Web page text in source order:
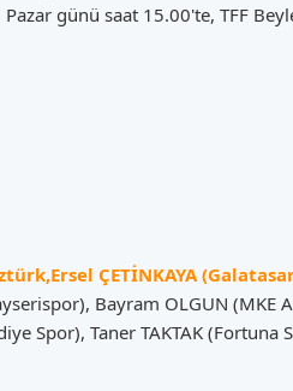
günü saat 15.00'te, TFF
ÇETİNKAYA
Bayram OLGUN (MKE
Spor), Taner TAKTAK (Fortuna